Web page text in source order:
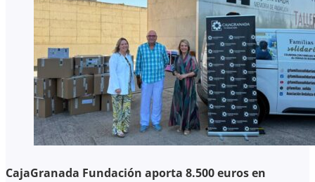
CajaGranada Fundación aporta 8.500 euros en